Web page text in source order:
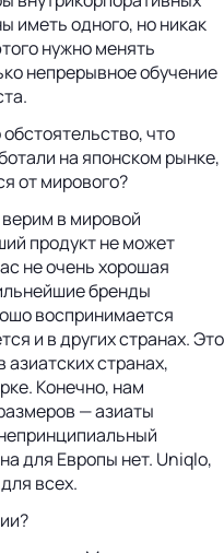
иметь одного, но никак
нужно менять
непрерывное обучение
что
на японском рынке,
от мирового?
в мировой
продукт не может
не очень хорошая
бренды
воспринимается
и в других странах. Это
странах,
Конечно, нам
— азиаты
для Европы нет. Uniqlo,
всех.